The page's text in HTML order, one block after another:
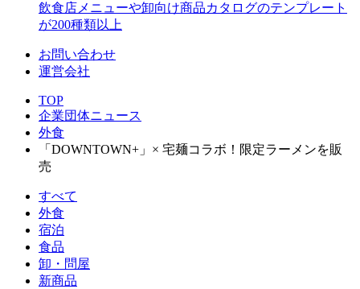
飲食店メニューや卸向け商品カタログのテンプレート
が200種類以上
お問い合わせ
運営会社
TOP
企業団体ニュース
外食
「DOWNTOWN+」× 宅麺コラボ！限定ラーメンを販
売
すべて
外食
宿泊
食品
卸・問屋
新商品